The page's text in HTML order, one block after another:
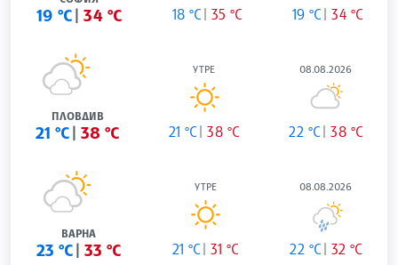
19 °C 34 °C 18 °C 35 °C 19 °C 34 °C
ПЛОВДИВ
21 °C 38 °C
УТРЕ
21 °C 38 °C
08.08.2026
22 °C 38 °C
ВАРНА
23 °C 33 °C
УТРЕ
21 °C 31 °C
08.08.2026
22 °C 32 °C